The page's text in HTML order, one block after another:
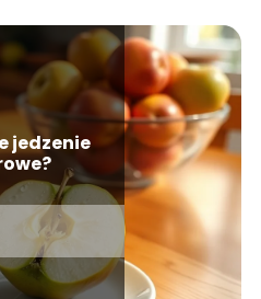
jedzenie